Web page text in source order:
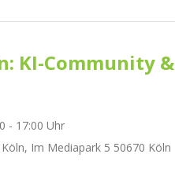
KI-Community &
- 17:00 Uhr
Im Mediapark 5 50670 Köln